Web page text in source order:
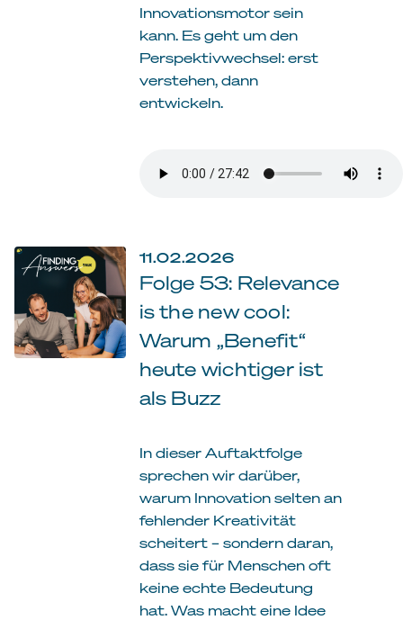
Innovationsmotor sein
kann. Es geht um den
Perspektivwechsel: erst
verstehen, dann
entwickeln.
11.02.2026
Folge 53: Relevance
is the new cool:
Warum „Benefit“
heute wichtiger ist
als Buzz
In dieser Auftaktfolge
sprechen wir darüber,
warum Innovation selten an
fehlender Kreativität
scheitert – sondern daran,
dass sie für Menschen oft
keine echte Bedeutung
hat. Was macht eine Idee